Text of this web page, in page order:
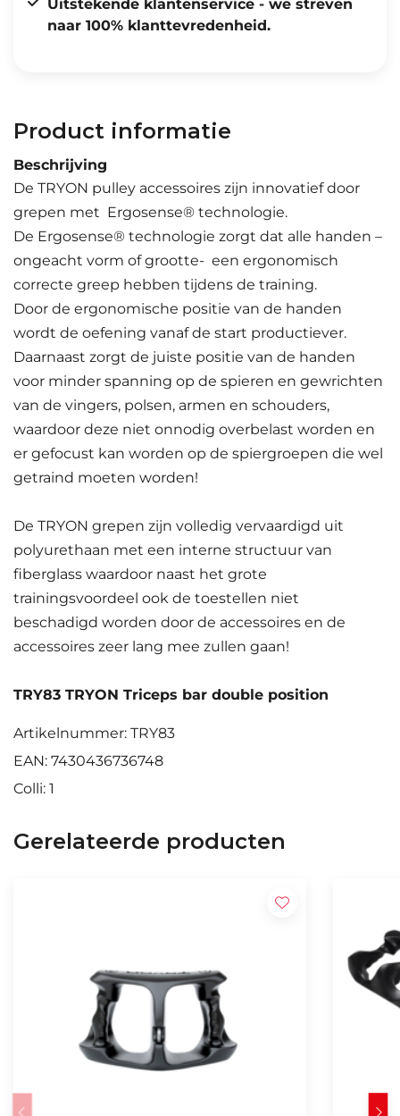
Uitstekende klantenservice - we streven
naar 100% klanttevredenheid.
Product informatie
Beschrijving
De TRYON pulley accessoires zijn innovatief door
grepen met Ergosense® technologie.
De Ergosense® technologie zorgt dat alle handen –
ongeacht vorm of grootte- een ergonomisch
correcte greep hebben tijdens de training.
Door de ergonomische positie van de handen
wordt de oefening vanaf de start productiever.
Daarnaast zorgt de juiste positie van de handen
voor minder spanning op de spieren en gewrichten
van de vingers, polsen, armen en schouders,
waardoor deze niet onnodig overbelast worden en
er gefocust kan worden op de spiergroepen die wel
getraind moeten worden!
De TRYON grepen zijn volledig vervaardigd uit
polyurethaan met een interne structuur van
fiberglass waardoor naast het grote
trainingsvoordeel ook de toestellen niet
beschadigd worden door de accessoires en de
accessoires zeer lang mee zullen gaan!
TRY83 TRYON Triceps bar double position
Artikelnummer: TRY83
EAN: 7430436736748
Colli: 1
Gerelateerde producten